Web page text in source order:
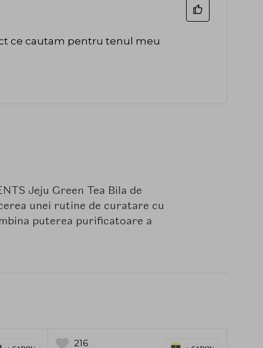
ce cautam pentru tenul meu
Jeju Green Tea Bila de
unei rutine de curatare cu
puterea purificatoare a
216